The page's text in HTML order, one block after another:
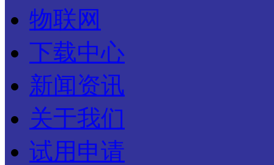
物联网
下载中心
新闻资讯
关于我们
试用申请